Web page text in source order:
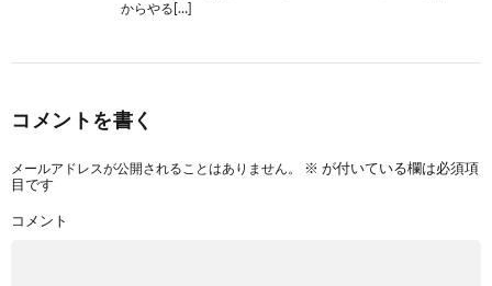
からやる[…]
コメントを書く
メールアドレスが公開されることはありません。 ※ が付いている欄は必須項
目です
コメント